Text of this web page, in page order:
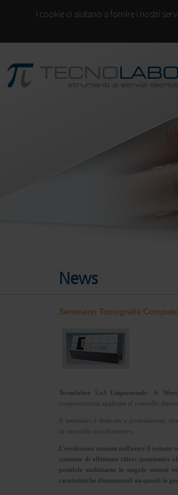
I cookie ci aiutano a fornire i nostri
News
Seminario Tomografia
Tecnolabor S.r.l Unipersonale . &
computerizzata applicata al controllo
Il seminario è dedicato a professionisti,
di controllo non distruttivo.
L'evoluzione consiste nell'avere il volume
consente di effettuare rilievi quantitativi
possibile analizzarne le singole sezioni
caratteristiche dimensionali sia quindi le